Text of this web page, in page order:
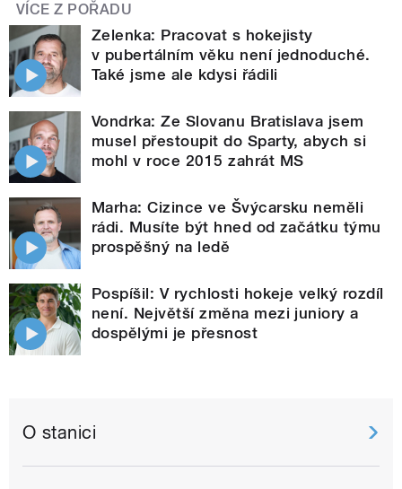
VÍCE Z POŘADU
Zelenka: Pracovat s hokejisty
v pubertálním věku není jednoduché.
Také jsme ale kdysi řádili
Vondrka: Ze Slovanu Bratislava jsem
musel přestoupit do Sparty, abych si
mohl v roce 2015 zahrát MS
Marha: Cizince ve Švýcarsku neměli
rádi. Musíte být hned od začátku týmu
prospěšný na ledě
Pospíšil: V rychlosti hokeje velký rozdíl
není. Největší změna mezi juniory a
dospělými je přesnost
O stanici